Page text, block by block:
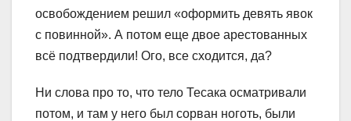
освобождением решил «оформить девять явок
с повинной». А потом еще двое арестованных
всё подтвердили! Ого, все сходится, да?
Ни слова про то, что тело Тесака осматривали
потом, и там у него был сорван ноготь, были